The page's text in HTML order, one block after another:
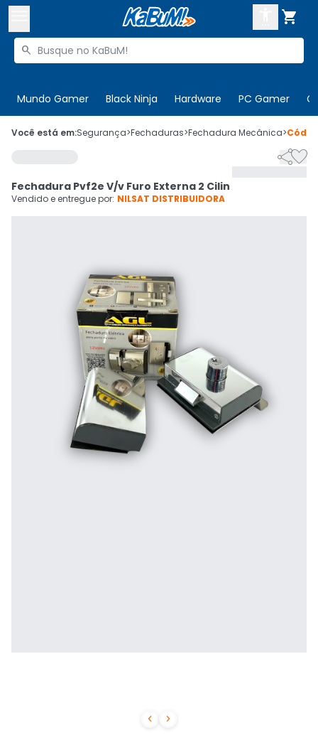

Buscar produtos

Mundo Gamer Black Ninja Hardware PC Gamer
 Olá. Acesse sua conta
Cupons
CADASTRE-SE
Você está em:Segurança>Fechaduras>Fechadura Mecânica>
 

Fechadura Pvf2e V/v Furo Externa 2 Cilin
Vendido e entregue por: NILSAT DISTRIBUIDORA